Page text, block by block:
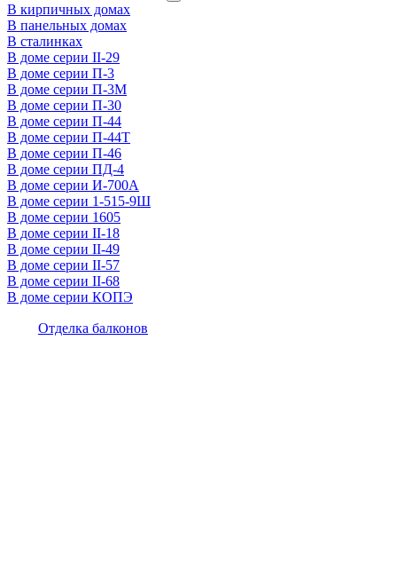
В кирпичных домах
В панельных домах
В сталинках
В доме серии II-29
В доме серии П-3
В доме серии П-3М
В доме серии П-30
В доме серии П-44
В доме серии П-44Т
В доме серии П-46
В доме серии ПД-4
В доме серии И-700А
В доме серии 1-515-9Ш
В доме серии 1605
В доме серии II-18
В доме серии II-49
В доме серии II-57
В доме серии II-68
В доме серии КОПЭ
Отделка балконов